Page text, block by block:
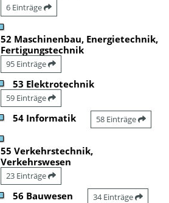
6 Einträge
52 Maschinenbau, Energietechnik,
Fertigungstechnik
95 Einträge
53 Elektrotechnik
59 Einträge
54 Informatik 58 Einträge
55 Verkehrstechnik,
Verkehrswesen
23 Einträge
56 Bauwesen 34 Einträge